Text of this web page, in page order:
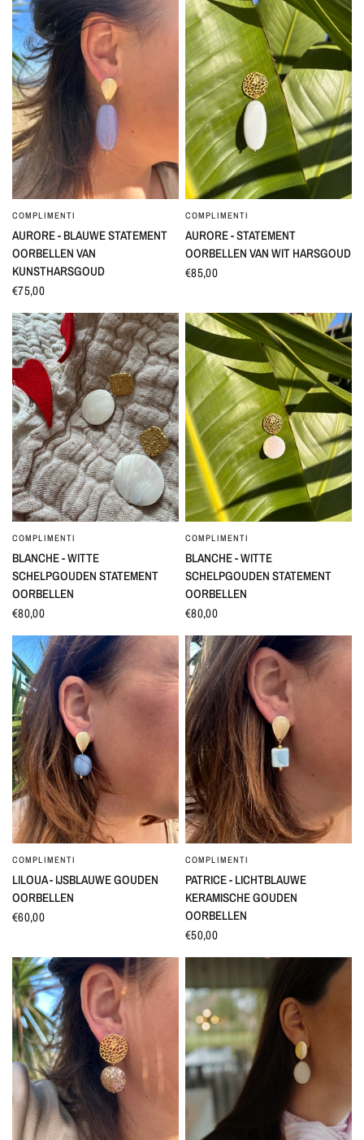
SNEL BEKIJKEN
COMPLIMENTI
AURORE - BLAUWE STATEMENT
OORBELLEN VAN
KUNSTHARSGOUD
€75,00
SNEL BEKIJKEN
COMPLIMENTI
AURORE - STATEMENT
OORBELLEN VAN WIT HARSGOUD
€85,00
SNEL BEKIJKEN
COMPLIMENTI
BLANCHE - WITTE
SCHELPGOUDEN STATEMENT
OORBELLEN
€80,00
SNEL BEKIJKEN
COMPLIMENTI
BLANCHE - WITTE
SCHELPGOUDEN STATEMENT
OORBELLEN
€80,00
SNEL BEKIJKEN
COMPLIMENTI
LILOUA - IJSBLAUWE GOUDEN
OORBELLEN
€60,00
SNEL BEKIJKEN
COMPLIMENTI
PATRICE - LICHTBLAUWE
KERAMISCHE GOUDEN
OORBELLEN
€50,00